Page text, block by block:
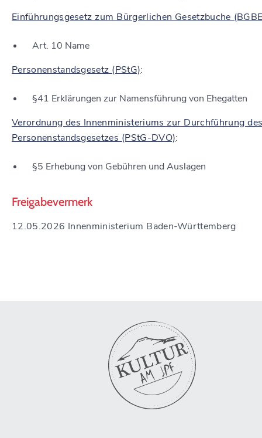
Einführungsgesetz zum Bürgerlichen Gesetzbuche
Art. 10 Name
Personenstandsgesetz (PStG):
§41 Erklärungen zur Namensführung von Ehegatten
Verordnung des Innenministeriums zur Durchführung
Personenstandsgesetzes (PStG-DVO):
§5 Erhebung von Gebühren und Auslagen
Freigabevermerk
12.05.2026 Innenministerium Baden-Württemberg